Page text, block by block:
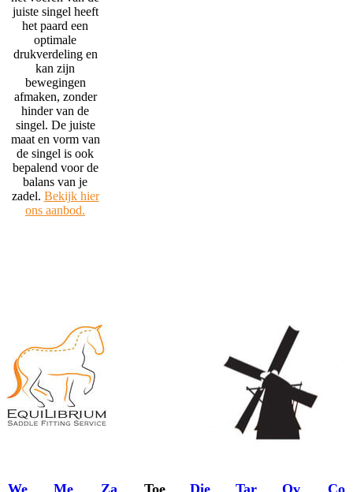
juiste singel heeft
het paard een
optimale
drukverdeling en
kan zijn
bewegingen
afmaken, zonder
hinder van de
singel. De juiste
maat en vorm van
de singel is ook
bepalend voor de
balans van je
zadel. Bekijk hier
ons aanbod.
We Me Za Toe Die Tar Ov Co